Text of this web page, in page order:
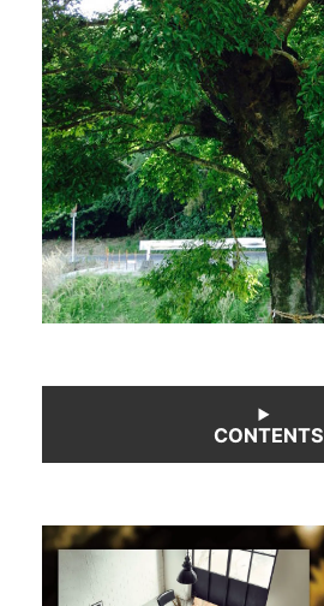
イベント
WEBカタログ
全商品一覧
新入荷情報
INFORMATION
MOKUBA CHANNEL
CONTENTS